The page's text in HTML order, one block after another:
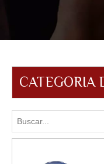
CATEGORIA